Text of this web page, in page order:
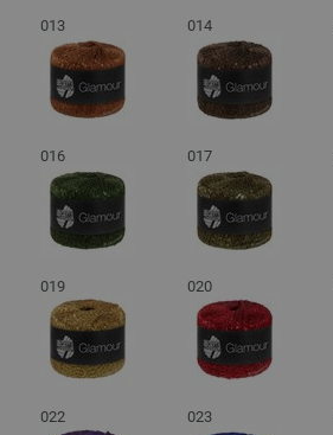
013 014
016 017
019 020
022 023